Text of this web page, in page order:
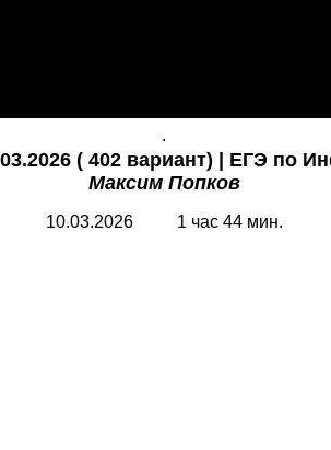
.
( 402 вариант)
| ЕГЭ по
Максим Попков
10.03.2026 1 час 44 мин.